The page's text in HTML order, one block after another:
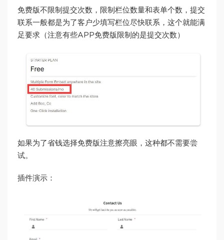
免费版不限制提交次数，限制栏位数量和表单个数，提交
联系一般都是为了客户少填写栏位尽快联系，这个就能满
足要求（注意有些APP免费版限制的是提交次数）
如果为了省钱选择免费版注意擦亮眼，这种都不需要尝
试。
插件演示：